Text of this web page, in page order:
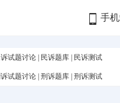
手
诉试题讨论| 民诉题库| 民诉测试
试题讨论| 刑诉题库| 刑诉测试